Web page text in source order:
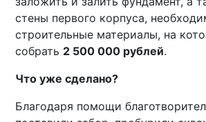
стены первого корпуса,
строительные материалы, на
собрать 2 500 000 рублей.
Что уже сделано?
Благодаря помощи